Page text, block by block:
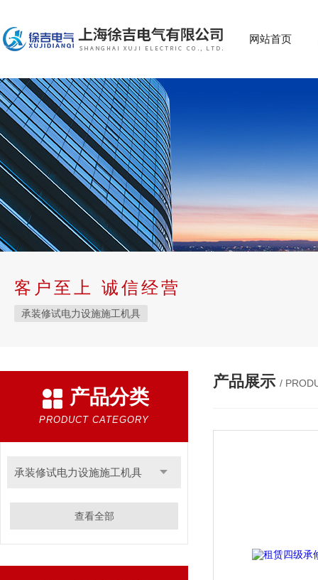
网站首页
客户至上 诚信经营
承装修试电力设施施工机具
产品分类
PRODUCT CATEGORY
承装修试电力设施施工机具
查看全部
产品展示 /